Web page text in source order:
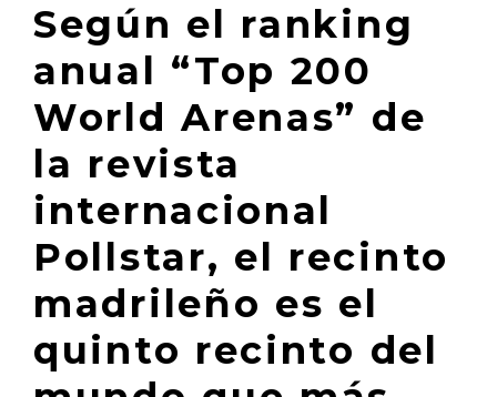
Según el ranking
anual “Top 200
World Arenas” de
la revista
internacional
Pollstar, el recinto
madrileño es el
quinto recinto del